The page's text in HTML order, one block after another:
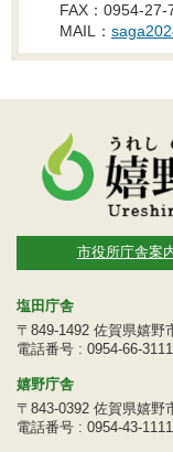
FAX：0954-27-
MAIL：
市役所庁舎案
塩田庁舎
〒849-1492 佐賀県嬉野
電話番号 : 0954-66-
嬉野庁舎
〒843-0392 佐賀県嬉野
電話番号 : 0954-43-